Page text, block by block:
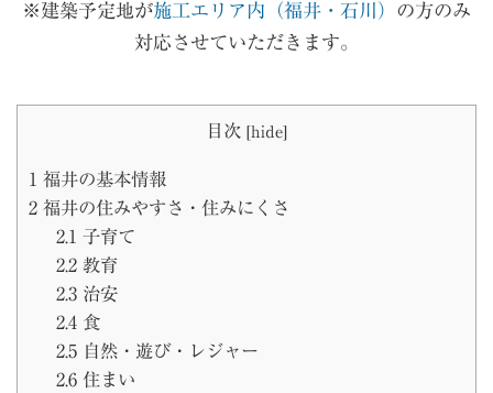
※建築予定地が施工エリア内（福井・石川） の方のみ
対応させていただきます。
目次 [hide]
1 福井の基本情報
2 福井の住みやすさ・住みにくさ
2.1
子育て
2.2教育
2.3治安
2.4食
2.5自然・遊び・レジャー
2.6住まい